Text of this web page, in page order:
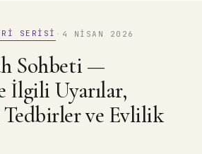
SERISI · 4 NISAN 2026
Sohbeti —
İlgili Uyarılar,
ve Evlilik